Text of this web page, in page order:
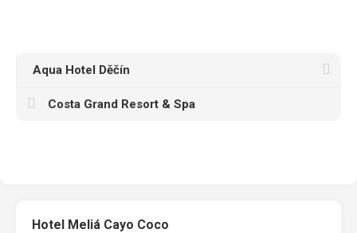
Aqua Hotel Děčín
Costa Grand Resort & Spa
Hotel Meliá Cayo Coco